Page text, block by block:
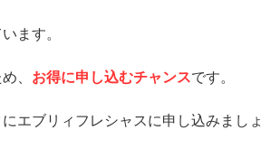
ます。
、 お得に申し込むチャンスです。
エブリィフレシャスに申し込みましょ